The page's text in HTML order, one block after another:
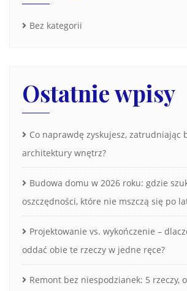
Bez kategorii
Ostatnie wpisy
Co naprawdę zyskujesz, zatrudniając
architektury wnętrz?
Budowa domu w 2026 roku: gdzie
oszczędności, które nie mszczą się po
Projektowanie vs. wykończenie –
oddać obie te rzeczy w jedne ręce?
Remont bez niespodzianek: 5 rzeczy,